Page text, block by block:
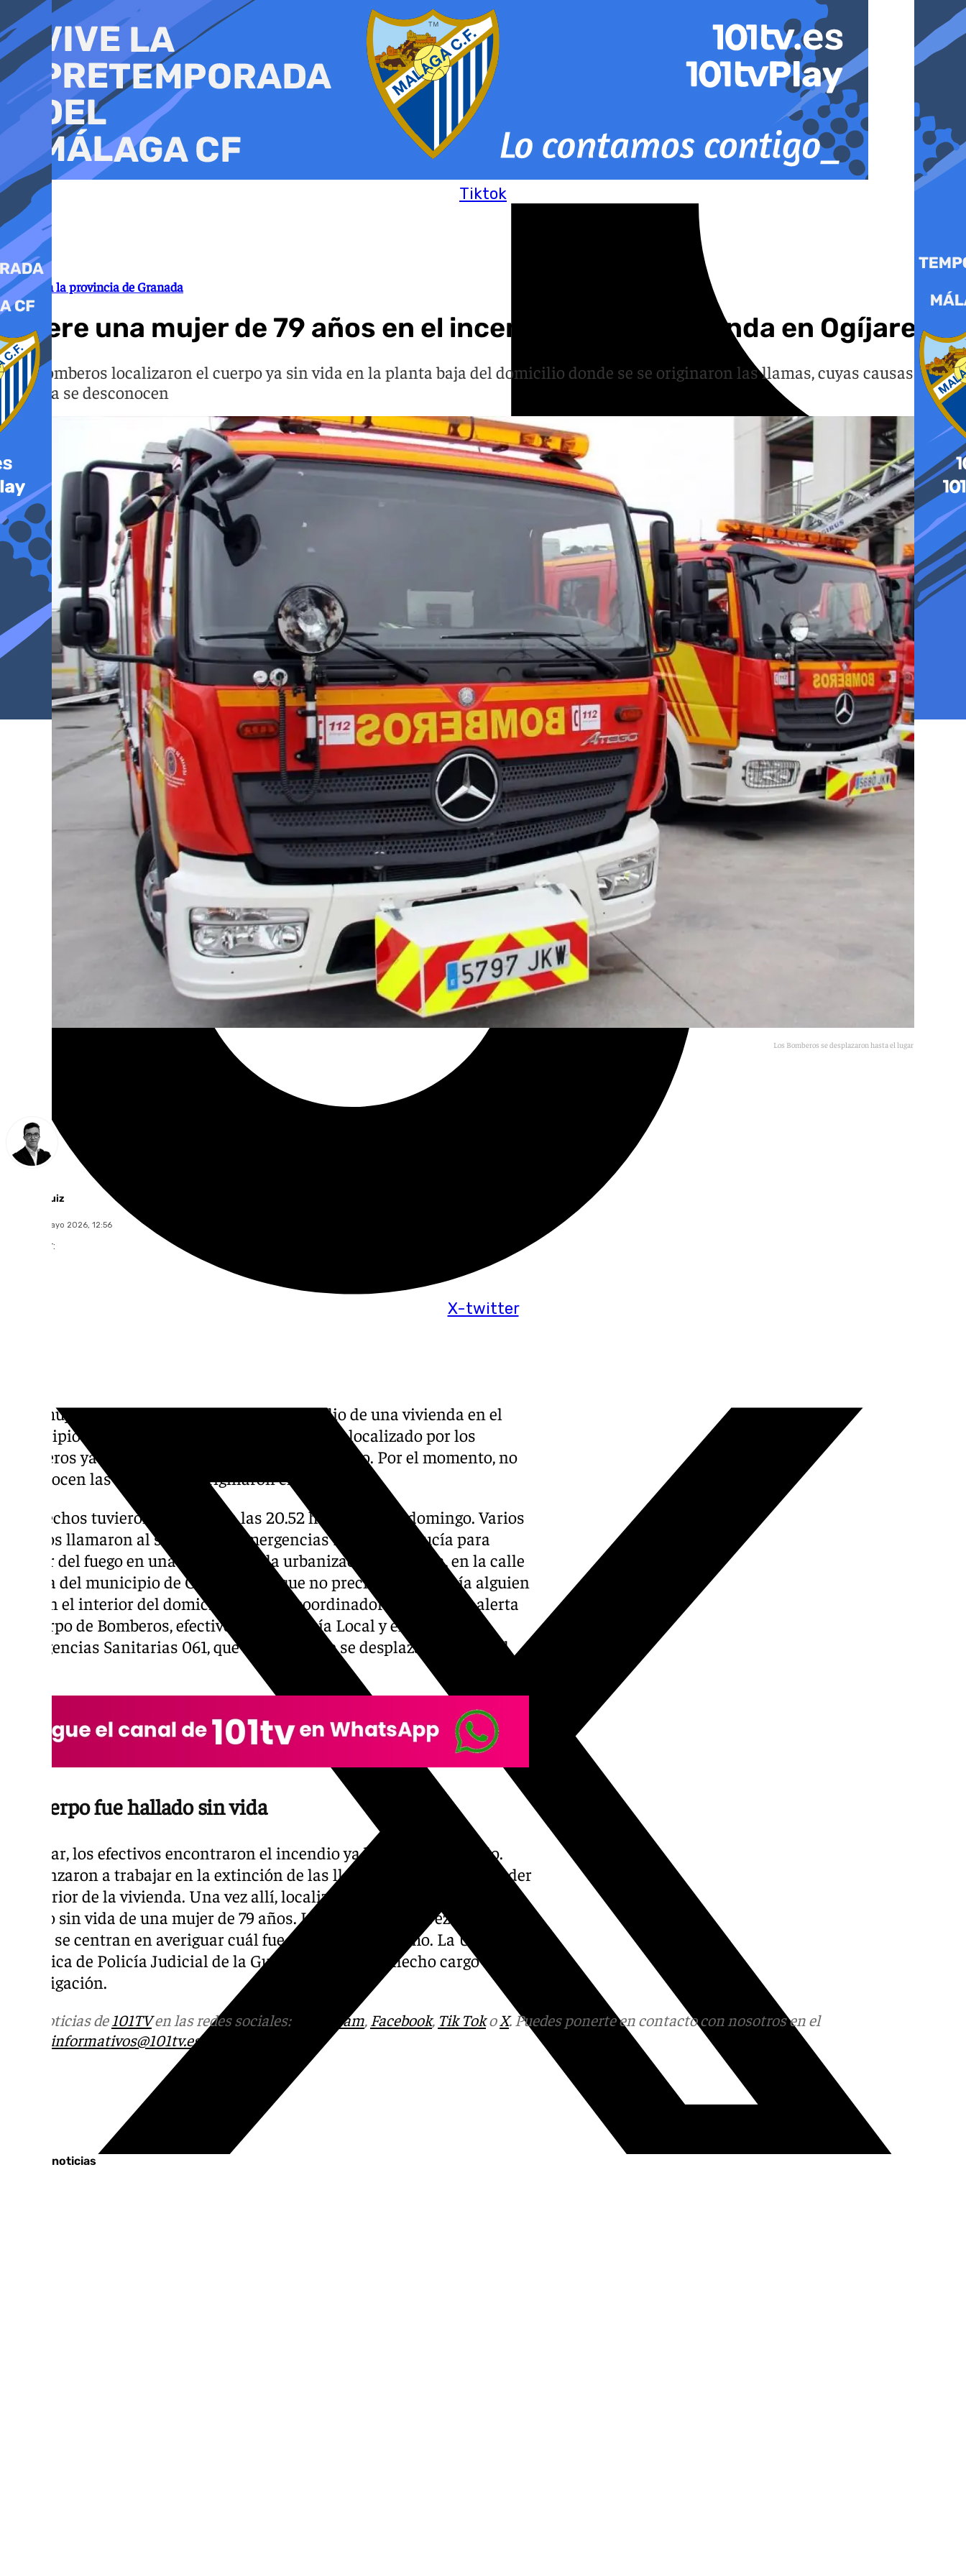
al
contenido
Tiktok
X-twitter
Fuego en la provincia de Granada
Muere una mujer de 79 años en el incendio de una vivienda en Ogíjares
Los Bomberos localizaron el cuerpo ya sin vida en la planta baja del domicilio donde se se originaron las llamas, cuyas causas
todavía se desconocen
Los Bomberos se desplazaron hasta el lugar de los hechos.
Chema Ruiz
lunes, 18 mayo 2026, 12:56
Compartir:
Una mujer de 79 años ha muerto en el incendio de una vivienda en el
municipio granadino de Ogíjares. El cuerpo fue localizado por los
bomberos ya sin vida en la parte baja del domicilio. Por el momento, no
se conocen las causas que originaron el fuego.
Los hechos tuvieron lugar hacia las 20.52 horas de este domingo. Varios
testigos llamaron al servicio de Emergencias 112 de Andalucía para
alertar del fuego en una vivienda de la urbanización La Loma, en la calle
Bolivia del municipio de Ogíjares, aunque no precisaban si había alguien
o no en el interior del domicilio. La sala coordinadora trasladó la alerta
al cuerpo de Bomberos, efectivos de la Policía Local y el Centro de
Emergencias Sanitarias 061, que rápidamente se desplazaron hasta el
El cuerpo fue hallado sin vida
Al llegar, los efectivos encontraron el incendio ya bastante avanzado.
Comenzaron a trabajar en la extinción de las llamas hasta poder acceder
al interior de la vivienda. Una vez allí, localizaron en la parte baja el
cuerpo sin vida de una mujer de 79 años. Los trabajos, una vez apagado el
fuego, se centran en averiguar cuál fue el origen del mismo. La Unidad
Orgánica de Policía Judicial de la Guardia Civil se ha hecho cargo de la
investigación.
Más noticias de 101TVen las redes sociales: Instagram, Facebook, Tik TokoX. Puedes ponerte en contacto con nosotros en el
informativos@101tv.es
Últimas noticias